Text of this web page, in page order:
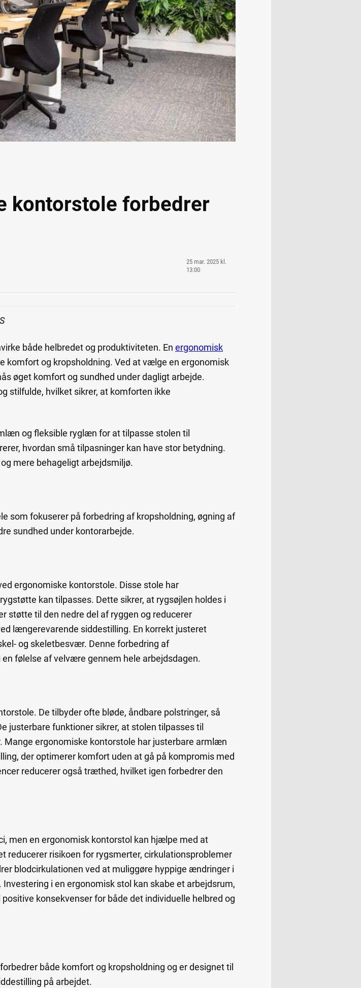
kontorstole forbedrer
25 mar. 2025 kl.
13:00
både helbredet og produktiviteten. En ergonomisk
komfort og kropsholdning. Ved at vælge en ergonomisk
øget komfort og sundhed under dagligt arbejde.
stilfulde, hvilket sikrer, at komforten ikke
og fleksible ryglæn for at tilpasse stolen til
hvordan små tilpasninger kan have stor betydning.
mere behageligt arbejdsmiljø.
som fokuserer på forbedring af kropsholdning, øgning af
sundhed under kontorarbejde.
ergonomiske kontorstole. Disse stole har
kan tilpasses. Dette sikrer, at rygsøjlen holdes i
støtte til den nedre del af ryggen og reducerer
længerevarende siddestilling. En korrekt justeret
og skeletbesvær. Denne forbedring af
følelse af velvære gennem hele arbejdsdagen.
De tilbyder ofte bløde, åndbare polstringer, så
justerbare funktioner sikrer, at stolen tilpasses til
ergonomiske kontorstole har justerbare armlæn
der optimerer komfort uden at gå på kompromis med
reducerer også træthed, hvilket igen forbedrer den
men en ergonomisk kontorstol kan hjælpe med at
reducerer risikoen for rygsmerter, cirkulationsproblemer
blodcirkulationen ved at muliggøre hyppige ændringer i
i en ergonomisk stol kan skabe et arbejdsrum,
konsekvenser for både det individuelle helbred og
både komfort og kropsholdning og er designet til
på arbejdet.